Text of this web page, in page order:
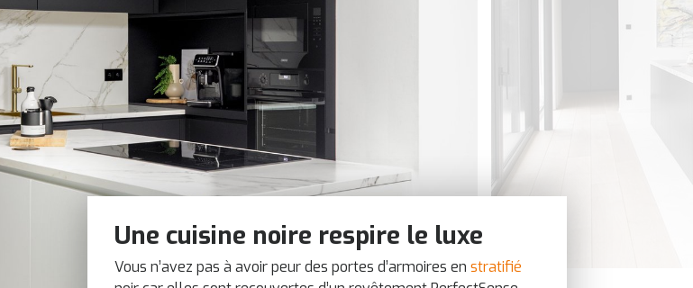
Une cuisine noire respire le luxe
Vous n’avez pas à avoir peur des portes d’armoires en stratifié